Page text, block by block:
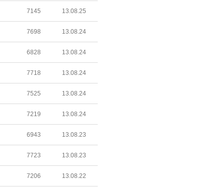
7145 13.08.25
7698 13.08.24
6828 13.08.24
7718 13.08.24
7525 13.08.24
7219 13.08.24
6943 13.08.23
7723 13.08.23
7206 13.08.22